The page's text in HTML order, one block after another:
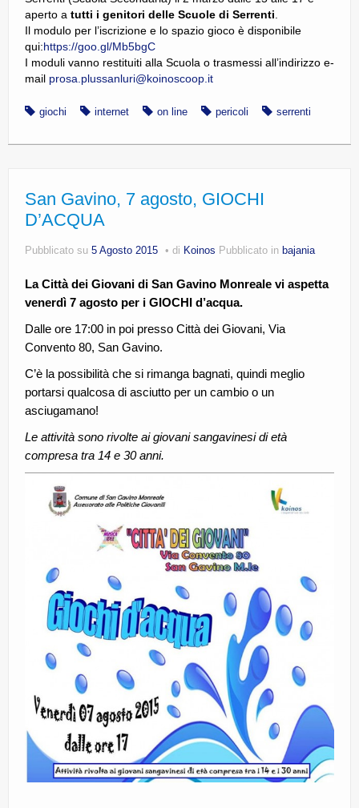
aperto a tutti i genitori delle Scuole di Serrenti
Il modulo per l’iscrizione e lo spazio gioco è disponibile
qui:https://goo.gl/Mb5bgC
I moduli vanno restituiti alla Scuola o trasmessi all’indirizzo e-
mail prosa.plussanluri@koinoscoop.it
giochi internet on line pericoli serrenti
San Gavino, 7 agosto, GIOCHI
D’ACQUA
Pubblicato su 5 Agosto 2015 di Koinos Pubblicato in bajania
La Città dei Giovani di San Gavino Monreale vi aspetta
venerdì 7 agosto per i GIOCHI d’acqua.
Dalle ore 17:00 in poi presso Città dei Giovani, Via
Convento 80, San Gavino.
C’è la possibilità che si rimanga bagnati, quindi meglio
portarsi qualcosa di asciutto per un cambio o un
asciugamano!
Le attività sono rivolte ai giovani sangavinesi di età
compresa tra 14 e 30 anni.